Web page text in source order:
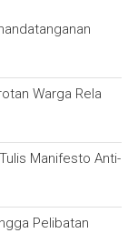
Warga Rela
Manifesto Anti-
Pelibatan